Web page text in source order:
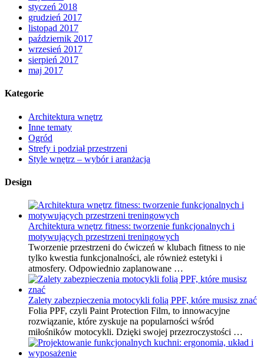
styczeń 2018
grudzień 2017
listopad 2017
październik 2017
wrzesień 2017
sierpień 2017
maj 2017
Kategorie
Architektura wnętrz
Inne tematy
Ogród
Strefy i podział przestrzeni
Style wnętrz – wybór i aranżacja
Design
Architektura wnętrz fitness: tworzenie funkcjonalnych i
motywujących przestrzeni treningowych
Tworzenie przestrzeni do ćwiczeń w klubach fitness to nie
tylko kwestia funkcjonalności, ale również estetyki i
atmosfery. Odpowiednio zaplanowane …
Zalety zabezpieczenia motocykli folią PPF, które musisz znać
Folia PPF, czyli Paint Protection Film, to innowacyjne
rozwiązanie, które zyskuje na popularności wśród
miłośników motocykli. Dzięki swojej przezroczystości …